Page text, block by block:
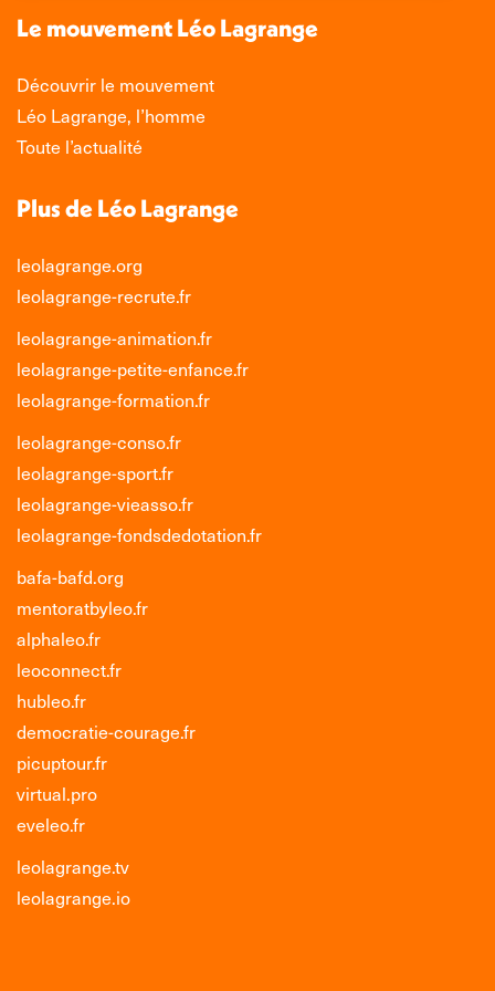
fenêtrefenêtrefenêtre
nouvelle
fenêtre
Le mouvement Léo Lagrange
Découvrir le mouvement
Léo Lagrange, l’homme
Toute l’actualité
Plus de Léo Lagrange
leolagrange.org
leolagrange-recrute.fr
leolagrange-animation.fr
leolagrange-petite-enfance.fr
leolagrange-formation.fr
leolagrange-conso.fr
leolagrange-sport.fr
leolagrange-vieasso.fr
leolagrange-fondsdedotation.fr
bafa-bafd.org
mentoratbyleo.fr
alphaleo.fr
leoconnect.fr
hubleo.fr
democratie-courage.fr
picuptour.fr
virtual.pro
eveleo.fr
leolagrange.tv
leolagrange.io